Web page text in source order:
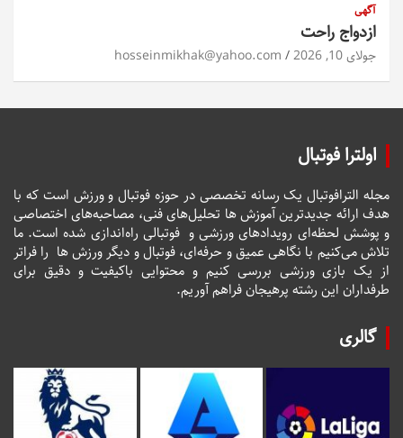
آگهی
ازدواج راحت
جولای 10, 2026 hosseinmikhak@yahoo.com
اولترا فوتبال
مجله الترافوتبال یک رسانه تخصصی در حوزه فوتبال و ورزش است که با
هدف ارائه جدیدترین آموزش ها تحلیل‌های فنی، مصاحبه‌های اختصاصی
و پوشش لحظه‌ای رویدادهای ورزشی و فوتبالی راه‌اندازی شده است. ما
تلاش می‌کنیم با نگاهی عمیق و حرفه‌ای، فوتبال و دیگر ورزش ها را فراتر
از یک بازی ورزشی بررسی کنیم و محتوایی باکیفیت و دقیق برای
طرفداران این رشته پرهیجان فراهم آوریم.
گالری